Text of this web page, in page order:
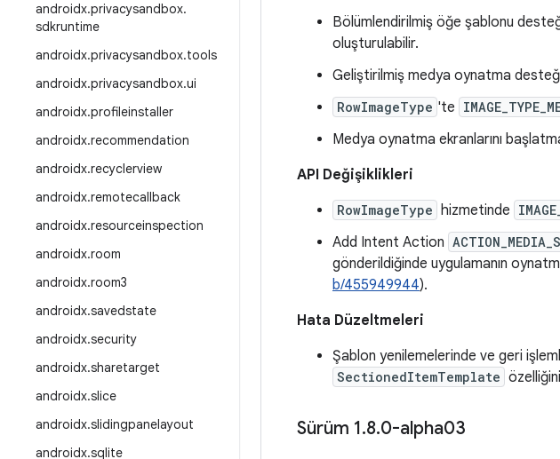
androidx.privacysandbox.
sdkruntime
androidx.privacysandbox.tools
androidx.privacysandbox.ui
androidx.profileinstaller
androidx.recommendation
androidx.recyclerview
androidx.remotecallback
androidx.resourceinspection
androidx.room
androidx.room3
androidx.savedstate
androidx.security
androidx.sharetarget
androidx.slice
androidx.slidingpanelayout
androidx.sqlite
Bölümlendirilmiş öğe şablonu
oluşturulabilir.
Geliştirilmiş medya oynatma
RowImageType 'te
Medya oynatma ekranlarını
API Değişiklikleri
RowImageType hizmetinde
Add Intent Action
gönderildiğinde uygulamanın
b/455949944).
Hata Düzeltmeleri
Şablon yenilemelerinde ve geri
SectionedItemTemplate
Sürüm 1.8.0-alpha03